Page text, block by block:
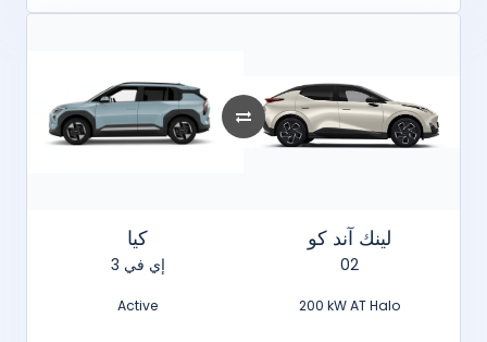
كيا
إي في 3
Active
لينك آند كو
02
200 kW AT Halo